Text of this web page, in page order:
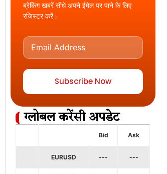
ब्रेकिंग खबरें सीधे अपने ईमेल पर पाने के लिए
रजिस्टर करें।
Subscribe Now
ग्लोबल करेंसी अपडेट
Bid Ask
EURUSD --- ---